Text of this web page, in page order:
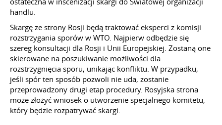
handlu.
Skargę ze strony Rosji będą traktować eksperci z komisji
rozstrzygania sporów w WTO. Najpierw odbędzie się
szereg konsultacji dla Rosji i Unii Europejskiej. Zostaną one
skierowane na poszukiwanie możliwości dla
rozstrzygnięcia sporu, unikając konfliktu. W przypadku,
jeśli spór ten sposób pozwoli nie uda, zostanie
przeprowadzony drugi etap procedury. Rosyjska strona
może złożyć wniosek o utworzenie specjalnego komitetu,
który będzie rozpatrywać skargi.